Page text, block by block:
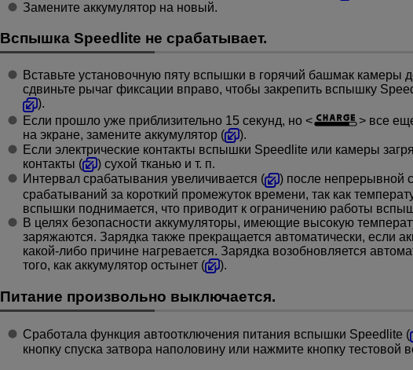
Замените аккумулятор на новый.
Вспышка Speedlite не срабатывает.
Вставьте установочную пяту вспышки в горячий башмак камеры
сдвиньте рычаг фиксации вправо, чтобы закрепить вспышку
).
Если прошло уже приблизительно 15 секунд, но
все
на экране, замените аккумулятор (
).
Если электрические контакты вспышки Speedlite или камеры
контакты (
) сухой тканью и т. п.
Интервал срабатывания увеличивается (
) после непрерывной
срабатываний за короткий промежуток времени, так как
вспышки поднимается, что приводит к ограничению работы
В целях безопасности аккумуляторы, имеющие высокую
заряжаются. Зарядка также прекращается автоматически, если
какой-либо причине нагревается. Зарядка возобновляется
того, как аккумулятор остынет (
).
Питание произвольно выключается.
Сработала функция автоотключения питания вспышки Speedlite (
кнопку спуска затвора наполовину или нажмите кнопку тестовой